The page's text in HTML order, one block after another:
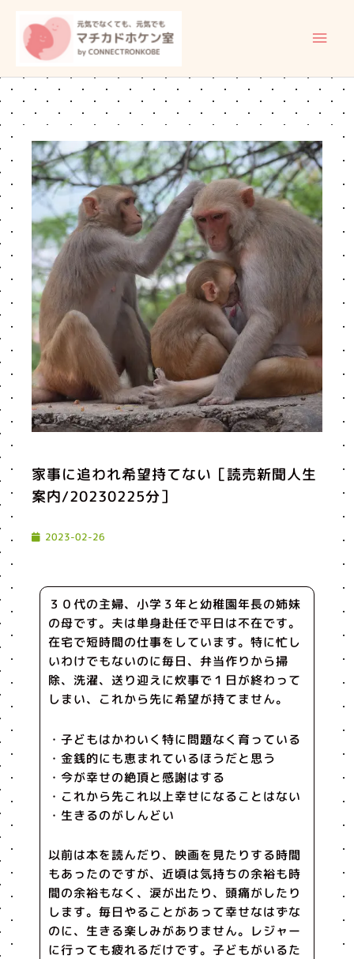
ッ
プ
イ
ン
メ
ニ
ュ
ー
家事に追われ希望持てない［読売新聞人生
案内/20230225分］
2023-02-26
３０代の主婦、小学３年と幼稚園年長の姉妹
の母です。夫は単身赴任で平日は不在です。
在宅で短時間の仕事をしています。特に忙し
いわけでもないのに毎日、弁当作りから掃
除、洗濯、送り迎えに炊事で１日が終わって
しまい、これから先に希望が持てません。
・子どもはかわいく特に問題なく育っている
・金銭的にも恵まれているほうだと思う
・今が幸せの絶頂と感謝はする
・これから先これ以上幸せになることはない
・生きるのがしんどい
以前は本を読んだり、映画を見たりする時間
もあったのですが、近頃は気持ちの余裕も時
間の余裕もなく、涙が出たり、頭痛がしたり
します。毎日やることがあって幸せなはずな
のに、生きる楽しみがありません。レジャー
に行っても疲れるだけです。子どもがいるた